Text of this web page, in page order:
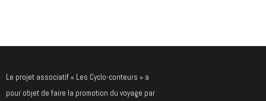
Le projet associatif « Les Cyclo-conteurs » a
pour objet de faire la promotion du voyage par